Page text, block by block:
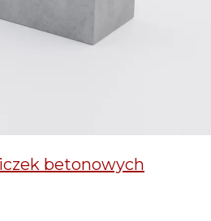
betonowych